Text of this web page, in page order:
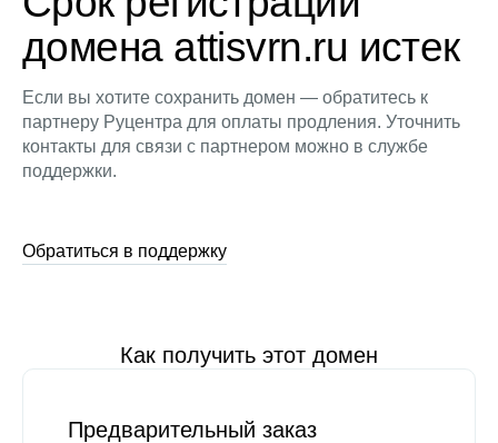
домена attisvrn.ru истек
Если вы хотите сохранить домен — обратитесь к
партнеру Руцентра для оплаты продления. Уточнить
контакты для связи с партнером можно в службе
поддержки.
Обратиться в поддержку
Как получить этот домен
Предварительный заказ